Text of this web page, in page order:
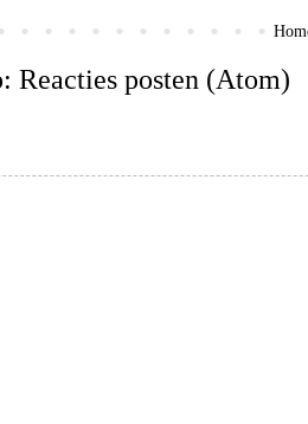
Reacties posten (Atom)